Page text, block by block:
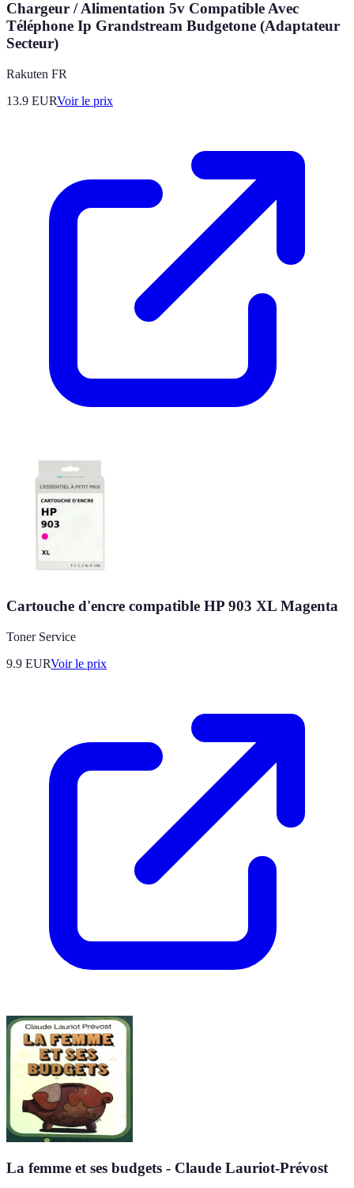
Chargeur / Alimentation 5v Compatible Avec
Téléphone Ip Grandstream Budgetone (Adaptateur
Secteur)
Rakuten FR
13.9 EURVoir le prix
Cartouche d'encre compatible HP 903 XL Magenta
Toner Service
9.9 EURVoir le prix
La femme et ses budgets - Claude Lauriot-Prévost